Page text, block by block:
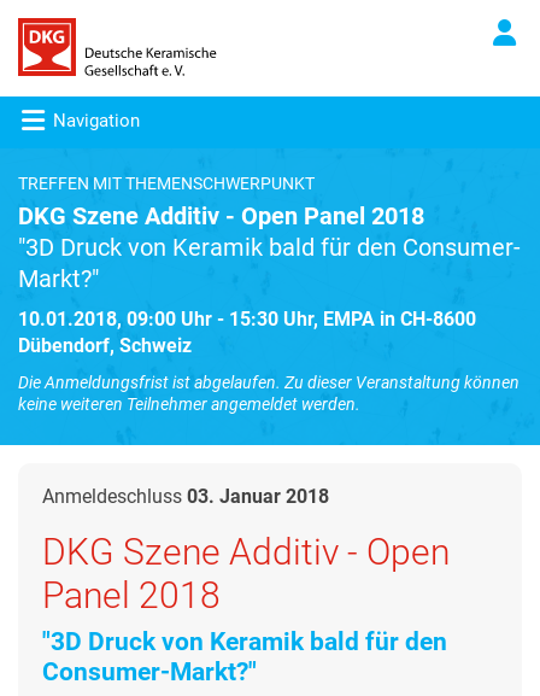
Navigation
TREFFEN MIT THEMENSCHWERPUNKT
DKG Szene Additiv - Open Panel 2018
"3D Druck von Keramik bald für den Consumer-
Markt?"
10.01.2018, 09:00 Uhr - 15:30 Uhr, EMPA in CH-8600
Dübendorf, Schweiz
Die Anmeldungsfrist ist abgelaufen. Zu dieser Veranstaltung können
keine weiteren Teilnehmer angemeldet werden.
Anmeldeschluss 03. Januar 2018
DKG Szene Additiv - Open
Panel 2018
"3D Druck von Keramik bald für den
Consumer-Markt?"